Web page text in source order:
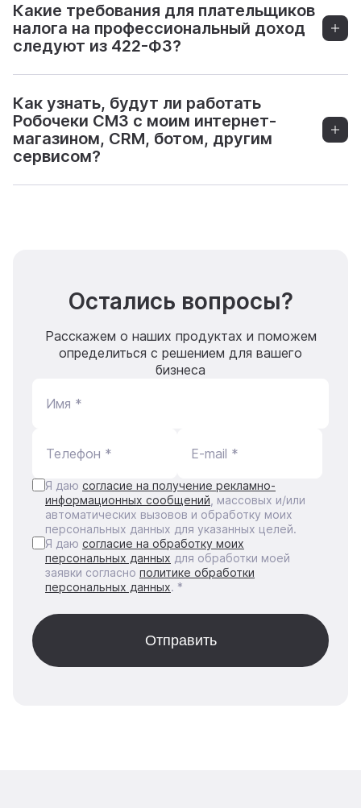
Какие требования для плательщиков
налога на профессиональный доход
следуют из 422-ФЗ?
Как узнать, будут ли работать
Робочеки СМЗ с моим интернет-
магазином, CRM, ботом, другим
сервисом?
Остались вопросы?
Расскажем о наших продуктах и поможем
определиться с решением для вашего
бизнеса
Имя *
Телефон * E-mail *
Я даю согласие на получение рекламно-
информационных сообщений, массовых и/или
автоматических вызовов и обработку моих
персональных данных для указанных целей.
Я даю согласие на обработку моих
персональных данных для обработки моей
заявки согласно политике обработки
персональных данных. *